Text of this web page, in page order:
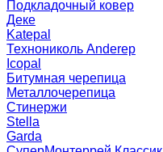
Подкладочный ковер
Деке
Katepal
Технониколь Anderep
Icopal
Битумная черепица
Металлочерепица
Стинержи
Stella
Garda